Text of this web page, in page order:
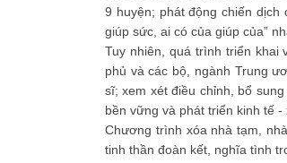
9 huyện; phát động chiến dịch
giúp sức, ai có của giúp của”
Tuy nhiên, quá trình triển khai
phủ và các bộ, ngành Trung
sĩ; xem xét điều chỉnh, bổ
bền vững và phát triển kinh tế
Chương trình xóa nhà tạm,
tinh thần đoàn kết, nghĩa tình